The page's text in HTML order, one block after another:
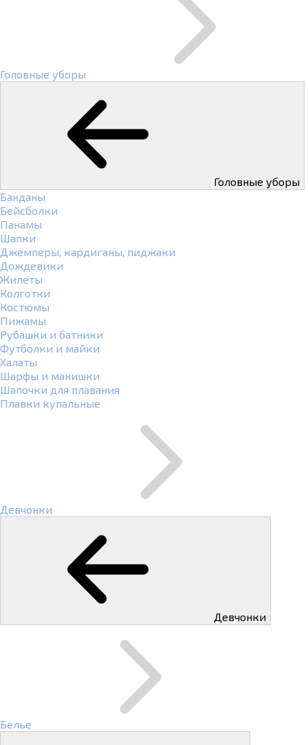
Головные уборы
Головные уборы
Банданы
Бейсболки
Панамы
Шапки
Джемперы, кардиганы, пиджаки
Дождевики
Жилеты
Колготки
Костюмы
Пижамы
Рубашки и батники
Футболки и майки
Халаты
Шарфы и манишки
Шапочки для плавания
Плавки купальные
Девчонки
Девчонки
Белье